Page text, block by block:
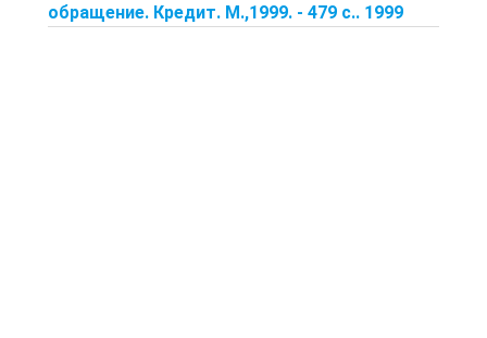
обращение. Кредит. М.,1999. - 479 с.. 1999